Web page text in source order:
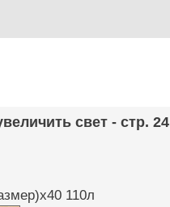
свет - стр. 24
110л